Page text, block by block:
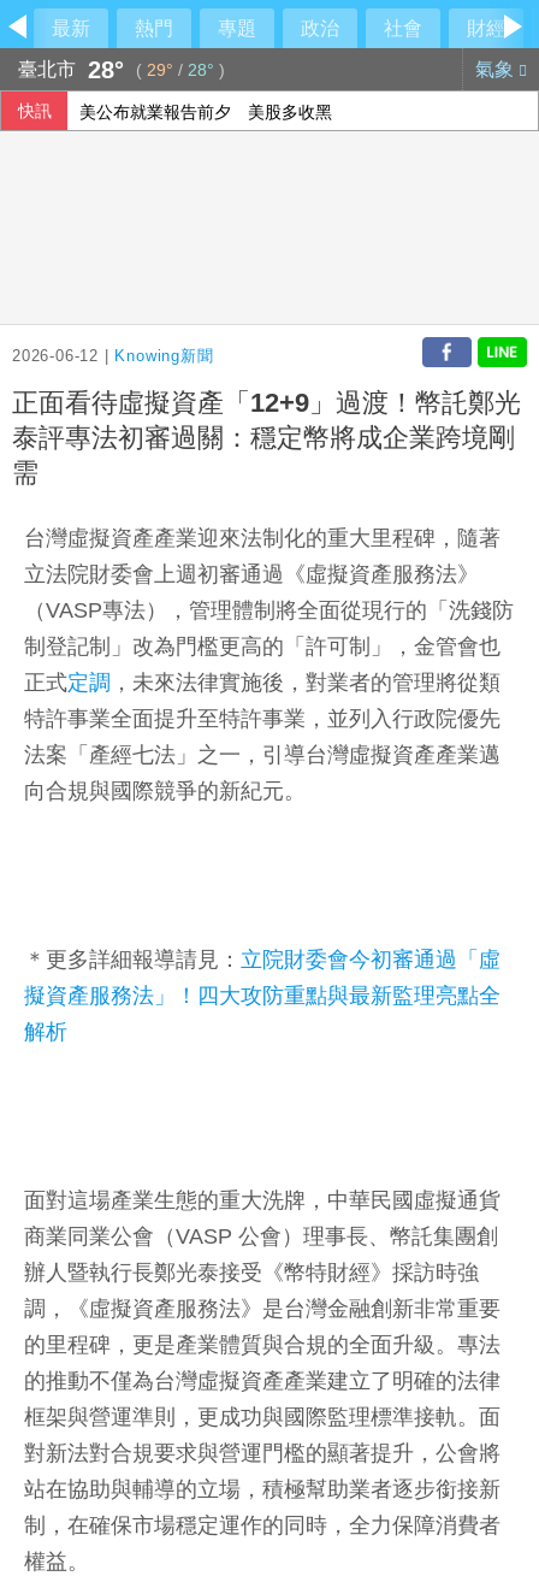
最新 熱門 專題 政治 社會
財經
臺北市 28° ( 29° / 28° ) 氣象
快訊 美公布就業報告前夕 美股多收黑
2026-06-12 | Knowing新聞
正面看待虛擬資產「12+9」過渡！幣託鄭光
泰評專法初審過關：穩定幣將成企業跨境剛
需
台灣虛擬資產產業迎來法制化的重大里程碑，隨著
立法院財委會上週初審通過《虛擬資產服務法》
（VASP專法），管理體制將全面從現行的「洗錢防
制登記制」改為門檻更高的「許可制」，金管會也
正式定調 ，未來法律實施後，對業者的管理將從類
特許事業全面提升至特許事業，並列入行政院優先
法案「產經七法」之一，引導台灣虛擬資產產業邁
向合規與國際競爭的新紀元。
＊更多詳細報導請見： 立院財委會今初審通過「虛
擬資產服務法」！四大攻防重點與最新監理亮點全
解析
面對這場產業生態的重大洗牌，中華民國虛擬通貨
商業同業公會（VASP 公會）理事長、幣託集團創
辦人暨執行長鄭光泰接受《幣特財經》採訪時強
調，《虛擬資產服務法》是台灣金融創新非常重要
的里程碑，更是產業體質與合規的全面升級。專法
的推動不僅為台灣虛擬資產產業建立了明確的法律
框架與營運準則，更成功與國際監理標準接軌。面
對新法對合規要求與營運門檻的顯著提升，公會將
站在協助與輔導的立場，積極幫助業者逐步銜接新
制，在確保市場穩定運作的同時，全力保障消費者
權益。